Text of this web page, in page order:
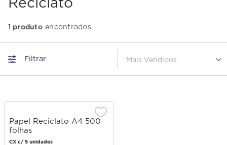
Reciclato
1 produto
Filtrar Mais Vendidos
Papel Reciclato A4 500
folhas
CX c/ 5 unidades